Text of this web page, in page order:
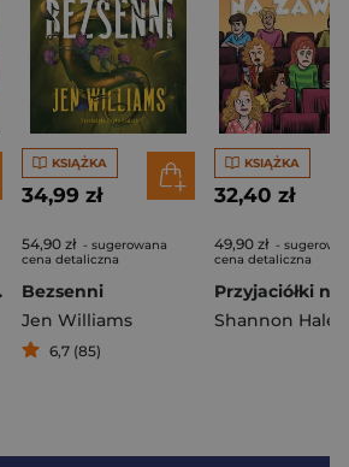
dusz
KSIĄŻKA
34,99 zł
54,90 zł - sugerowana
cena detaliczna
Bezsenni
Jen Williams
6,7 (85)
KSIĄŻKA
32,40 zł
49,90 zł -
cena detaliczna
Shannon Hale